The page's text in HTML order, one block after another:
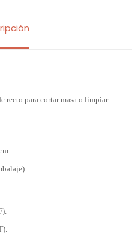
recto para cortar masa o limpiar